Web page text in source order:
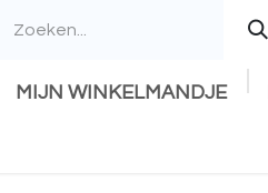
MIJN WINKELMANDJE